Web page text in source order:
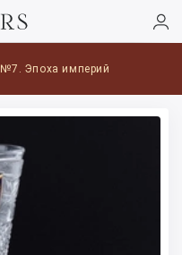
№7. Эпоха империй